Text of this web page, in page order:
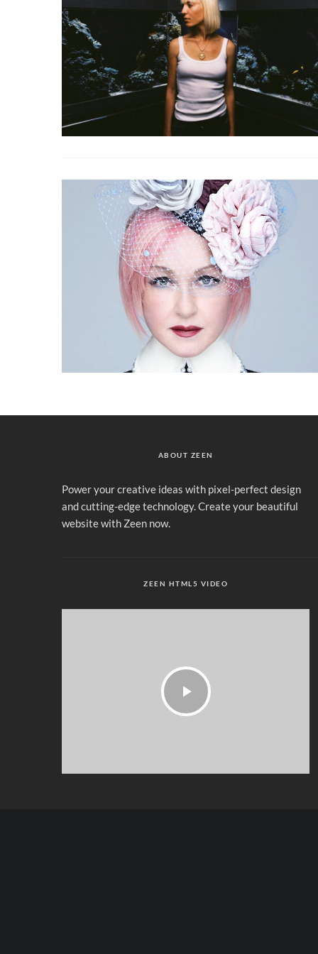
ABOUT ZEEN
Power your creative ideas with pixel-perfect design
and cutting-edge technology. Create your beautiful
website with Zeen now.
ZEEN HTML5 VIDEO